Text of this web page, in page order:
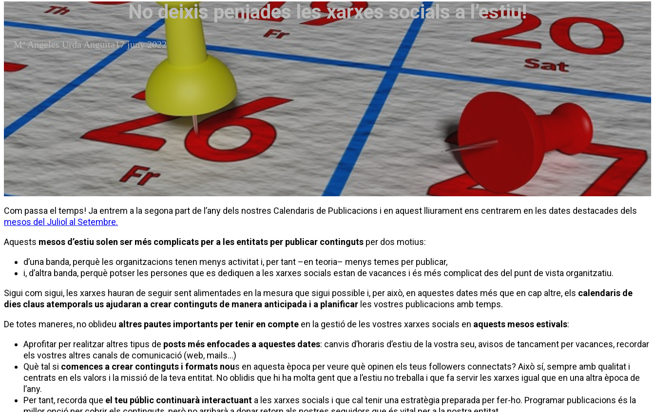
No deixis penjades les xarxes socials a l’estiu!
Mª Angeles Urda Anguita17 juny 2022
Com passa el temps! Ja entrem a la segona part de l’any dels nostres Calendaris de Publicacions i en aquest lliurament ens centrarem en les dates destacades dels
mesos del Juliol al Setembre.
Aquests mesos d’estiu solen ser més complicats per a les entitats per publicar continguts per dos motius:
d’una banda, perquè les organitzacions tenen menys activitat i, per tant –en teoria– menys temes per publicar,
i, d’altra banda, perquè potser les persones que es dediquen a les xarxes socials estan de vacances i és més complicat des del punt de vista organitzatiu.
Sigui com sigui, les xarxes hauran de seguir sent alimentades en la mesura que sigui possible i, per això, en aquestes dates més que en cap altre, els calendaris de
dies claus atemporals us ajudaran a crear continguts de manera anticipada i a planificar les vostres publicacions amb temps.
De totes maneres, no oblideu altres pautes importants per tenir en compte en la gestió de les vostres xarxes socials en aquests mesos estivals:
Aprofitar per realitzar altres tipus de posts més enfocades a aquestes dates: canvis d’horaris d’estiu de la vostra seu, avisos de tancament per vacances, recordar
els vostres altres canals de comunicació (web, mails…)
Què tal si comences a crear continguts i formats nous en aquesta època per veure què opinen els teus followers connectats? Això sí, sempre amb qualitat i
centrats en els valors i la missió de la teva entitat. No oblidis que hi ha molta gent que a l’estiu no treballa i que fa servir les xarxes igual que en una altra època de
l’any.
Per tant, recorda que el teu públic continuarà interactuant a les xarxes socials i que cal tenir una estratègia preparada per fer-ho. Programar publicacions és la